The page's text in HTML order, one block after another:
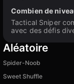
Combien de
Tactical Sniper
avec des défis
Aléatoire
Spider-Noob
Sweet Shuffle